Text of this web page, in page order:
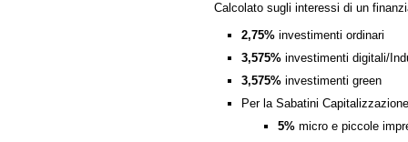
Calcolato sugli interessi di un
2,75% investimenti ordinari
3,575% investimenti digitali/
3,575% investimenti green
Per la Sabatini
5% micro e piccole